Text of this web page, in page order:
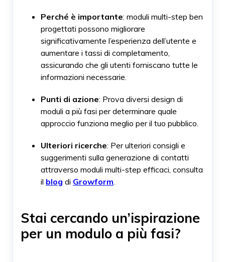
Perché è importante: moduli multi-step ben
progettati possono migliorare
significativamente l’esperienza dell’utente e
aumentare i tassi di completamento,
assicurando che gli utenti forniscano tutte le
informazioni necessarie.
Punti di azione: Prova diversi design di
moduli a più fasi per determinare quale
approccio funziona meglio per il tuo pubblico.
Ulteriori ricerche: Per ulteriori consigli e
suggerimenti sulla generazione di contatti
attraverso moduli multi-step efficaci, consulta
il blog di Growform.
Stai cercando un’ispirazione
per un modulo a più fasi?